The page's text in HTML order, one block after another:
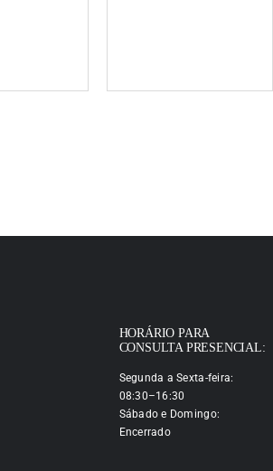
HORÁRIO PARA
CONSULTA PRESENCIAL:
Segunda a Sexta-feira:
08:30–16:30
Sábado e Domingo:
Encerrado